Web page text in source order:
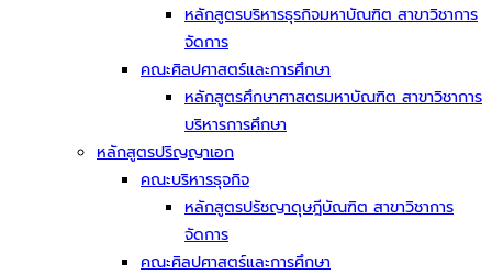
หลักสูตรบริหารธุรกิจมหาบัณฑิต สาขาวิชาการ
จัดการ
คณะศิลปศาสตร์และการศึกษา
หลักสูตรศึกษาศาสตรมหาบัณฑิต สาขาวิชาการ
บริหารการศึกษา
หลักสูตรปริญญาเอก
คณะบริหารธุจกิจ
หลักสูตรปรัชญาดุษฎีบัณฑิต สาขาวิชาการ
จัดการ
คณะศิลปศาสตร์และการศึกษา